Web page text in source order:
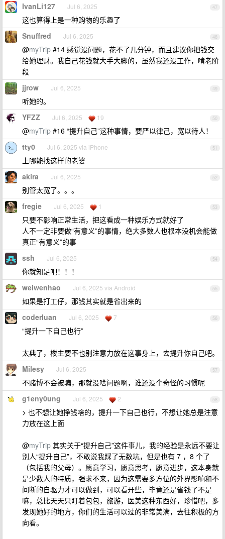
47
IvanLi127 Jul 6, 2025
这也算得上是一种购物的乐趣了
48
Snuffred Jul 6, 2025
@myTrip #14 感觉没问题，花不了几分钟，而且建议你把钱交
给她理财。我自己花钱就大手大脚的，虽然我还没工作，啃老阶
段
49
jjrow Jul 6, 2025
听她的。
50
YFZZ Jul 6, 2025 19
@myTrip #16 “提升自己”这种事情，要严以律己，宽以待人！
51
tty0 Jul 6, 2025 via iPhone
上哪能找这样的老婆
52
akira Jul 6, 2025
别管太宽了。。。
53
fregie Jul 6, 2025 1
只要不影响正常生活，把这看成一种娱乐方式就好了
人不一定非要做“有意义”的事情，绝大多数人也根本没机会能做
真正“有意义”的事
54
ssh Jul 6, 2025
你就知足吧！！！
55
weiwenhao Jul 6, 2025 via Android
如果是打工仔，那钱其实就是省出来的
56
coderluan Jul 6, 2025 7
“提升一下自己也行”
太典了，楼主要不也别注意力放在这事身上，去提升你自己吧。
57
Milesy Jul 6, 2025
不赌博不会被骗，那就没啥问题啊，谁还没个奇怪的习惯呢
58
g1eny0ung Jul 6, 2025 2
> 也不想让她挣钱啥的，提升一下自己也行，不想让她总是注意
力放在这上面
@myTrip 其实关于“提升自己”这件事儿，我的经验是永远不要让
别人“提升自己”，不敢说我踩了无数坑，但是也有 7 ，8 个了
（包括我的父母）。愿意学习，愿意思考，愿意进步，这本身就
是少数人的特质，强求不来，因为这需要多方位的外界影响和不
间断的自驱力才可以做到，可以看开些，毕竟还是省钱了不是
嘛，总比天天只盯着包包，旅游，医美这种东西好，珍惜吧，多
发现她好的地方，你们的生活可以过的非常美满，去往积极的方
向看。